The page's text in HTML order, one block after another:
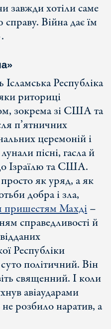
завжди хотіли саме
Війна дає їм
Республіка
риториці
зокрема зі США та
п’ятничних
церемоній і
пісні, гасла й
Ізраїлю та США.
як уряд, а як
добра і зла,
пришестям Махді–
справедливості й
Республіки
політичний. Він
священний. І коли
авіаударами
не розбило наратив, а